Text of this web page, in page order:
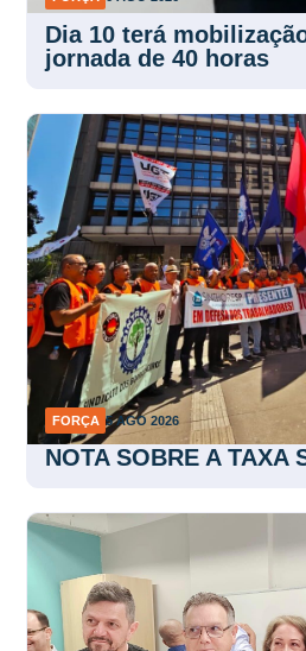
Dia 10 terá
jornada de 40 horas
FORÇA 5 AGO 2026
NOTA SOBRE A TAXA